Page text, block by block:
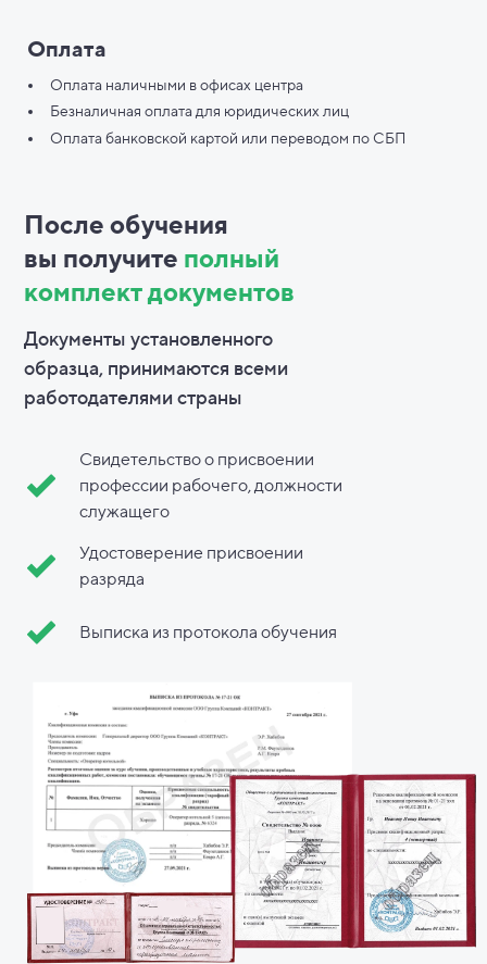
Оплата
Оплата наличными в офисах центра
Безналичная оплата для юридических лиц
Оплата банковской картой или переводом по СБП
После обучения
вы получите полный
комплект документов
Документы установленного
образца, принимаются всеми
работодателями страны
Свидетельство о присвоении
профессии рабочего, должности
служащего
Удостоверение присвоении
разряда
Выписка из протокола обучения